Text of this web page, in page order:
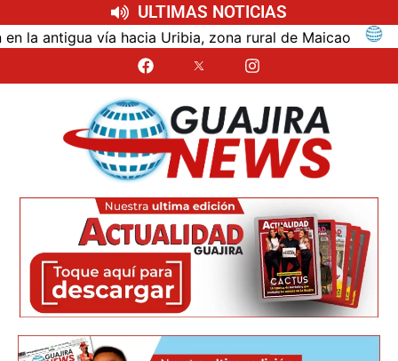
ULTIMAS NOTICIAS
vía hacia Uribia, zona rural de Maicao